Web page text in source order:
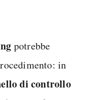
potrebbe
in
di controllo